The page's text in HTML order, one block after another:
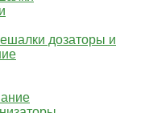
дозаторы и